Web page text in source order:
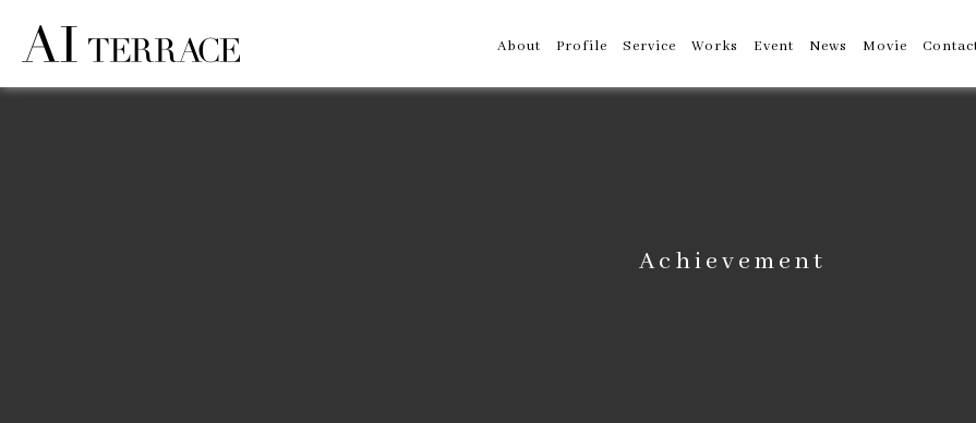
About Profile Service Works Event News Movie
Achievement